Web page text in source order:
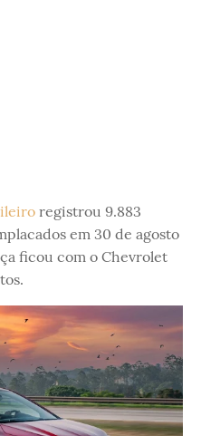
registrou 9.883
em 30 de agosto
ficou com o Chevrolet